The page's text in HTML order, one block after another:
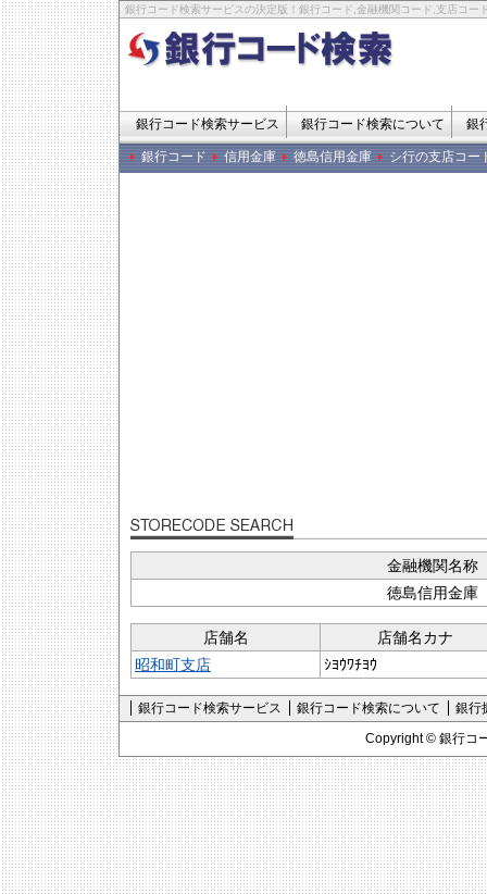
銀行コード検索サービスの決定版！銀行コード,金融機関コード,支店コー
銀行コード検索サービス 銀行コード検索について 銀
銀行コード 信用金庫 徳島信用金庫 シ行の支店コー
金融機関名称
徳島信用金庫
店舗名
店舗名カナ
昭和町支店
ｼﾖｳﾜﾁﾖｳ
銀行コード検索サービス 銀行コード検索について
銀行
Copyright © 銀行コ